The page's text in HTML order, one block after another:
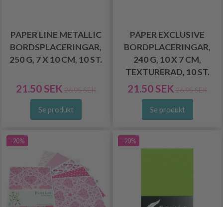
PAPER LINE METALLIC
BORDSPLACERINGAR,
250 G, 7 X 10 CM, 10 ST.
21.50 SEK 26.95 SEK
Se produkt
PAPER EXCLUSIVE
BORDPLACERINGAR,
240 G, 10 X 7 CM,
TEXTURERAD, 10 ST.
21.50 SEK 26.95 SEK
Se produkt
-20% -20%